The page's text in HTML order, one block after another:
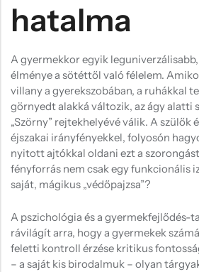
hatalma
A gyermekkor egyik
élménye a sötéttől való félelem.
villany a gyerekszobában, a ruhákkal
görnyedt alakká változik, az ágy alatti
„Szörny” rejtekhelyévé válik. A szülők
éjszakai irányfényekkel, folyosón
nyitott ajtókkal oldani ezt a
fényforrás nem csak egy funkcionális
saját, mágikus „védőpajzsa”?
A pszichológia és a gyermekfejlődés-
rávilágít arra, hogy a gyermekek
feletti kontroll érzése kritikus
– a saját kis birodalmuk – olyan
Kulcstartó
Hűtőmágnes, Kitűző
Plüss
Sapka
Táska, pénztárca
Egyedi céges ajándékok
Nagyszülőknek
Karácsony